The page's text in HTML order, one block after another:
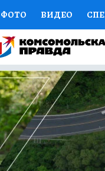
ФОТО ВИДЕО
СОЦПОДДЕРЖКА
ВЫБОР ЭКСПЕРТОВ
КНИЖНАЯ ПОЛКА
ПРЕСС-ЦЕНТР
ВСЕ О КП РАДИО КП